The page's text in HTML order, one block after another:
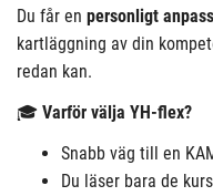
Du får en personligt
kartläggning av din
redan kan.
🎓 Varför välja YH-flex?
Snabb väg till en
Du läser bara de